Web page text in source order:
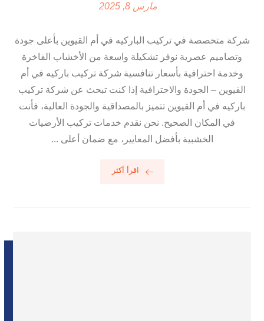
مارس 8, 2025
شركة متخصصة في تركيب الباركيه في أم القيوين بأعلى جودة
وتصاميم عصرية نوفر تشكيلة واسعة من الأخشاب الفاخرة
وخدمة احترافية بأسعار تنافسية شركة تركيب باركيه في أم
القيوين – الجودة والاحترافية إذا كنت تبحث عن شركة تركيب
باركيه في أم القيوين تتميز بالمصداقية والجودة العالية، فأنت
في المكان الصحيح. نحن نقدم خدمات تركيب الأرضيات
الخشبية بأفضل المعايير، مع ضمان أعلى ...
اقرأ أكثر